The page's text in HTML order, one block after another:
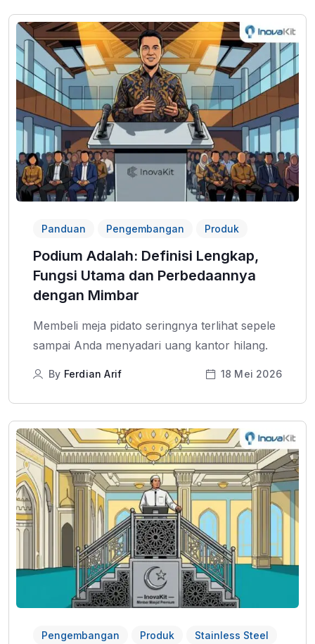
Panduan Pengembangan Produk
Podium Adalah: Definisi Lengkap,
Fungsi Utama dan Perbedaannya
dengan Mimbar
Membeli meja pidato seringnya terlihat sepele
sampai Anda menyadari uang kantor hilang.
By Ferdian Arif 18 Mei 2026
Pengembangan Produk Stainless Steel